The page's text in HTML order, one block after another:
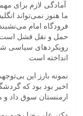
آمادگی لازم برای
ما هنوز نمی‌تواند
فرودگاه امام
حمل و نقل فشل
رویکردهای سیاسی
انداخته است.
نمونه بارز این
اخیر بود بود که
ارمنستان سوق داد و